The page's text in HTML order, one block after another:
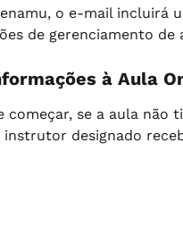
o e-mail incluirá
de gerenciamento de
à Aula
começar, se a aula não
designado